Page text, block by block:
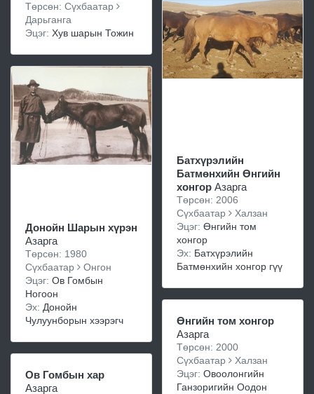
Төрсөн: Сүхбаатар
Дарьганга
Эцэг: Хув шарын Тожин
Донойн Шарын хүрэн
Азарга
Төрсөн: 1980
Сүхбаатар
Онгон
Эцэг: Ов Гомбын
Ногоон
Эх: Донойн
Чулуунборын хээрэгч
Ов Гомбын хар
Азарга
Батхүрэлийн
Батмөнхийн Өнгийн
хонгор Азарга
Төрсөн: 2006
Сүхбаатар
Халзан
Эцэг: Өнгийн том
хонгор
Эх: Батхүрэлийн
Батмөнхийн хонгор гүү
Өнгийн том хонгор
Азарга
Төрсөн: 2000
Сүхбаатар
Халзан
Эцэг: Овоолонгийн
Ганзоригийн Оодон